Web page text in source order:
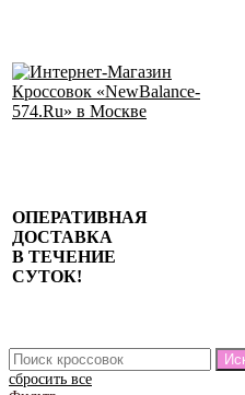
ОПЕРАТИВНАЯ
ДОСТАВКА
В ТЕЧЕНИЕ
СУТОК!
сбросить все